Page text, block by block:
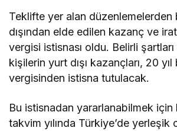
Teklifte yer alan düzenlemelerden
dışından elde edilen kazanç ve
vergisi istisnası oldu. Belirli
kişilerin yurt dışı kazançları, 20
vergisinden istisna tutulacak.
Bu istisnadan yararlanabilmek
takvim yılında Türkiye’de yerleşik